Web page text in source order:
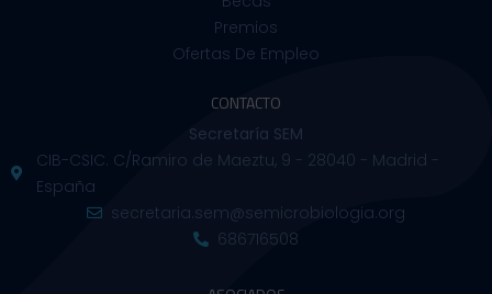
Premios
Ofertas De Empleo
CONTACTO
Secretaría SEM
CIB-CSIC. C/Ramiro de Maeztu, 9 - 28040 - Madrid -
España
secretaria.sem@semicrobiologia.org
686716508